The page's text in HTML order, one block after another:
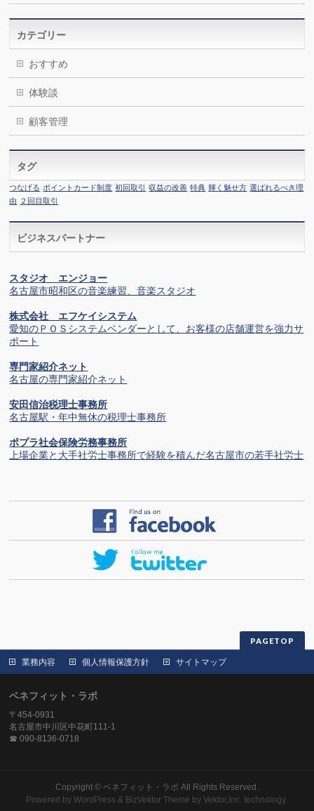
カテゴリー
おすすめ
体験談
顧客管理
タグ
つなげる ポイントカード制度 初回取引 収益の改善 特典 輝く魅せ方 選ばれるべき理
由
２回目取引
ビジネスパートナー
スタジオ エンジョー
名古屋市昭和区の音楽練習、音楽スタジオ
株式会社 エフケイシステム
愛知のＰＯＳシステムベンダーとして、お客様の店舗運営を強力サ
ポート
専門家紹介ネット
名古屋の専門家紹介ネット
安田信治税理士事務所
名古屋駅・年中無休の税理士事務所
ポプラ社会保険労務事務所
上場企業と大手社労士事務所で経験を積んだ名古屋市の若手社労士
PAGETOP
業務内容 個人情報保護方針 サイトマップ
ベネフィット・ラボ
〒454-0931
名古屋市中川区中花町111-1
☎ 090-8136-0718
Copyright © ベネフィット・ラボ All Rights Reserved.
Powered byWordPress & BizVektor Theme byVektor,Inc. technology.